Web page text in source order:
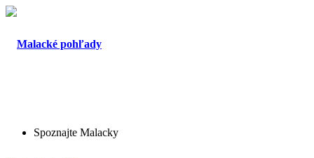
Spoznajte Malacky